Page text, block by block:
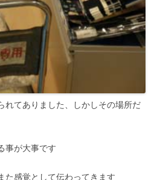
れてありました、しかしその場所だ
事が大事です
た感覚として伝わってきます